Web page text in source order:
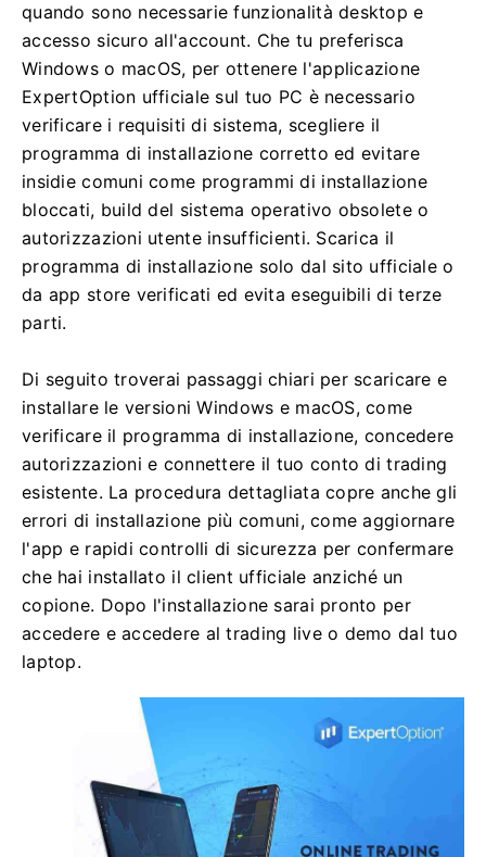
quando sono necessarie funzionalità desktop e
accesso sicuro all'account. Che tu preferisca
Windows o macOS, per ottenere l'applicazione
ExpertOption ufficiale sul tuo PC è necessario
verificare i requisiti di sistema, scegliere il
programma di installazione corretto ed evitare
insidie ​​​​comuni come programmi di installazione
bloccati, build del sistema operativo obsolete o
autorizzazioni utente insufficienti. Scarica il
programma di installazione solo dal sito ufficiale o
da app store verificati ed evita eseguibili di terze
parti.
Di seguito troverai passaggi chiari per scaricare e
installare le versioni Windows e macOS, come
verificare il programma di installazione, concedere
autorizzazioni e connettere il tuo conto di trading
esistente. La procedura dettagliata copre anche gli
errori di installazione più comuni, come aggiornare
l'app e rapidi controlli di sicurezza per confermare
che hai installato il client ufficiale anziché un
copione. Dopo l'installazione sarai pronto per
accedere e accedere al trading live o demo dal tuo
laptop.